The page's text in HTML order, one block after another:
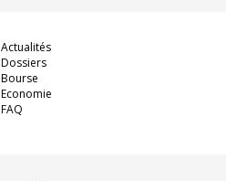
Actualités
Dossiers
Bourse
Economie
FAQ